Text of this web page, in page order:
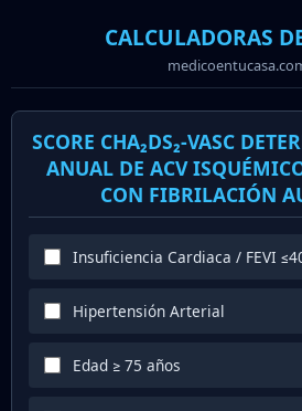
CALCULADORAS
SCORE CHA₂DS₂-VASC
ANUAL DE ACV
CON FIBRILACIÓN
Insuficiencia Cardiaca / FEVI
Hipertensión Arterial
Edad ≥ 75 años